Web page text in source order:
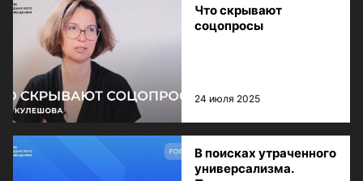
Что скрывают
соцопросы
24 июля 2025
В поисках утраченного
универсализма.